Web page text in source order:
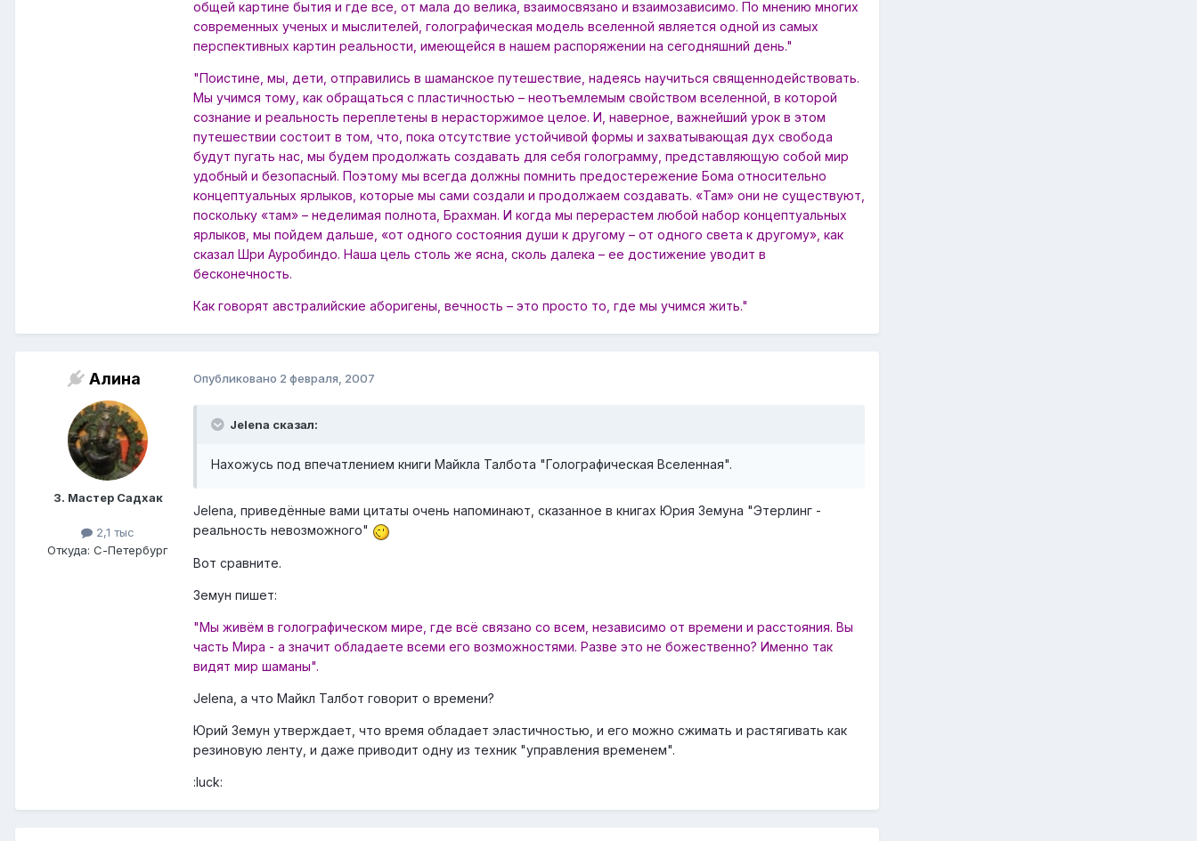
общей картине бытия и где все, от мала до велика, взаимосвязано и взаимозависимо. По мнению многих
современных ученых и мыслителей, голографическая модель вселенной является одной из самых
перспективных картин реальности, имеющейся в нашем распоряжении на сегодняшний день."
"Поистине, мы, дети, отправились в шаманское путешествие, надеясь научиться священнодействовать.
Мы учимся тому, как обращаться с пластичностью – неотъемлемым свойством вселенной, в которой
сознание и реальность переплетены в нерасторжимое целое. И, наверное, важнейший урок в этом
путешествии состоит в том, что, пока отсутствие устойчивой формы и захватывающая дух свобода
будут пугать нас, мы будем продолжать создавать для себя голограмму, представляющую собой мир
удобный и безопасный. Поэтому мы всегда должны помнить предостережение Бома относительно
концептуальных ярлыков, которые мы сами создали и продолжаем создавать. «Там» они не существуют,
поскольку «там» – неделимая полнота, Брахман. И когда мы перерастем любой набор концептуальных
ярлыков, мы пойдем дальше, «от одного состояния души к другому – от одного света к другому», как
сказал Шри Ауробиндо. Наша цель столь же ясна, сколь далека – ее достижение уводит в
бесконечность.
Как говорят австралийские аборигены, вечность – это просто то, где мы учимся жить."
Алина
3. Мастер Садхак
2,1 тыс
Откуда: С-Петербург
Опубликовано 2 февраля, 2007
Jelena сказал:
Нахожусь под впечатлением книги Майкла Талбота "Голографическая Вселенная".
Jelena, приведённые вами цитаты очень напоминают, сказанное в книгах Юрия Земуна "Этерлинг -
реальность невозможного"
Вот сравните.
Земун пишет:
"Мы живём в голографическом мире, где всё связано со всем, независимо от времени и расстояния. Вы
часть Мира - а значит обладаете всеми его возможностями. Разве это не божественно? Именно так
видят мир шаманы".
Jelena, а что Майкл Талбот говорит о времени?
Юрий Земун утверждает, что время обладает эластичностью, и его можно сжимать и растягивать как
резиновую ленту, и даже приводит одну из техник "управления временем".
:luck: